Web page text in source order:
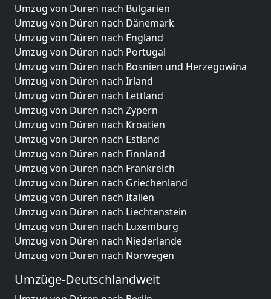
Umzug von Düren nach Bulgarien
Umzug von Düren nach Dänemark
Umzug von Düren nach England
Umzug von Düren nach Portugal
Umzug von Düren nach Bosnien und Herzegowina
Umzug von Düren nach Irland
Umzug von Düren nach Lettland
Umzug von Düren nach Zypern
Umzug von Düren nach Kroatien
Umzug von Düren nach Estland
Umzug von Düren nach Finnland
Umzug von Düren nach Frankreich
Umzug von Düren nach Griechenland
Umzug von Düren nach Italien
Umzug von Düren nach Liechtenstein
Umzug von Düren nach Luxemburg
Umzug von Düren nach Niederlande
Umzug von Düren nach Norwegen
Umzüge-Deutschlandweit